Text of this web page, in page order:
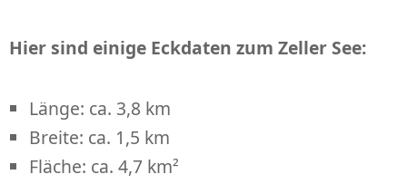
Hier sind einige Eckdaten zum Zeller See:
Länge: ca. 3,8 km
Breite: ca. 1,5 km
Fläche: ca. 4,7 km²